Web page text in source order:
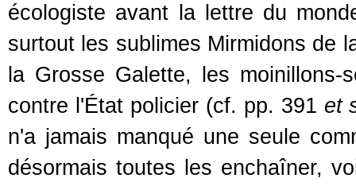
écologiste avant la lettre du
surtout les sublimes Mirmidons de
la Grosse Galette, les moinillons-
contre l'État policier (cf. pp. 391 et
n'a jamais manqué une seule
désormais toutes les enchaîner,